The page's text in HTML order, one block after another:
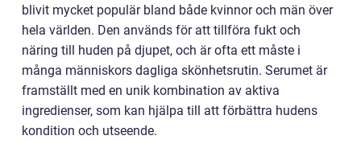
blivit mycket populär bland både kvinnor och män över
hela världen. Den används för att tillföra fukt och
näring till huden på djupet, och är ofta ett måste i
många människors dagliga skönhetsrutin. Serumet är
framställt med en unik kombination av aktiva
ingredienser, som kan hjälpa till att förbättra hudens
kondition och utseende.